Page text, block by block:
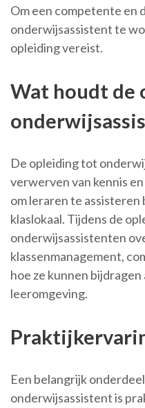
Om een competente en
onderwijsassistent te
opleiding vereist.
Wat houdt de
De opleiding tot
verwerven van kennis
om leraren te assisteren
klaslokaal. Tijdens de
onderwijsassistenten
klassenmanagement,
hoe ze kunnen bijdragen
leeromgeving.
Een belangrijk
onderwijsassistent is